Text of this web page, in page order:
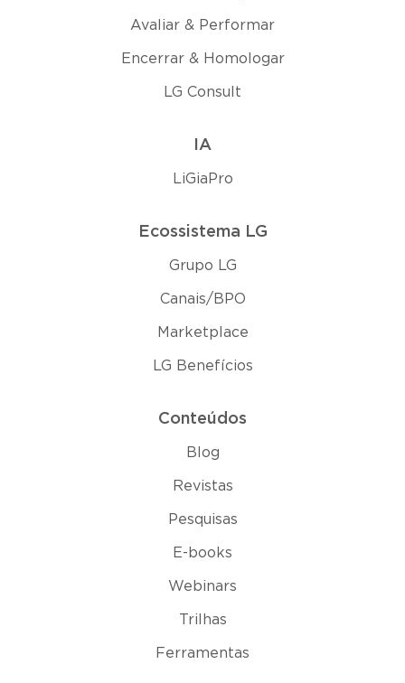
Avaliar & Performar
Encerrar & Homologar
LG Consult
IA
LiGiaPro
Ecossistema LG
Grupo LG
Canais/BPO
Marketplace
LG Benefícios
Conteúdos
Blog
Revistas
Pesquisas
E-books
Webinars
Trilhas
Ferramentas